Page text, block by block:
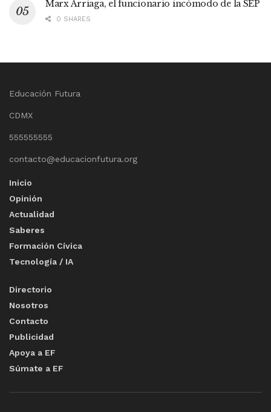
Marx Arriaga, el funcionario incómodo de la SEP
0 SHARES
Educación Futura
CDMX
555555555
contacto@educacionfutura.org
Inicio
Opinión
Actualidad
Saberes
Formación Cívica
Tecnología / IA
Directorio
Nosotros
Contacto
Publicidad
Apoya a EF
Súmate a EF